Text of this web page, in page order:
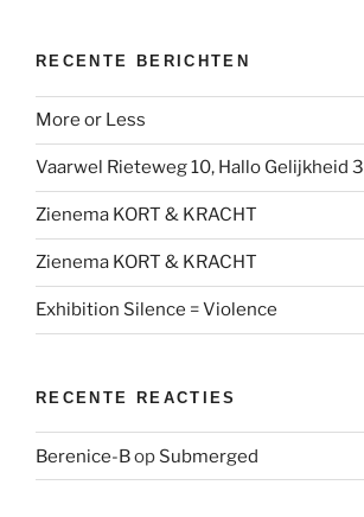
RECENTE BERICHTEN
More or Less
Vaarwel Rieteweg 10, Hallo Gelijkheid 3
Zienema KORT & KRACHT
Zienema KORT & KRACHT
Exhibition Silence = Violence
RECENTE REACTIES
Berenice-Bop Submerged